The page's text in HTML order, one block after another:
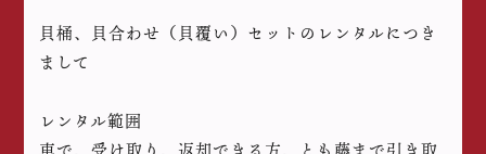
貝桶、貝合わせ（貝覆い）セットのレンタルにつき
まして
レンタル範囲
車で、受け取り、返却できる方、とも藤まで引き取